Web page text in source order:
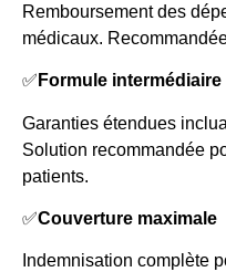
Remboursement des
médicaux.
✅ Formule intermédiaire
Garanties étendues
Solution recommandée
patients.
✅Couverture maximale
Indemnisation complète